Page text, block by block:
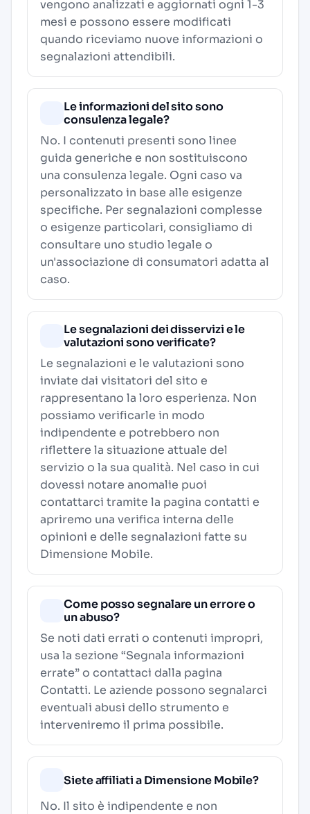
vengono analizzati e aggiornati ogni 1-3
mesi e possono essere modificati
quando riceviamo nuove informazioni o
segnalazioni attendibili.
Le informazioni del sito sono
consulenza legale?
No. I contenuti presenti sono linee
guida generiche e non sostituiscono
una consulenza legale. Ogni caso va
personalizzato in base alle esigenze
specifiche. Per segnalazioni complesse
o esigenze particolari, consigliamo di
consultare uno studio legale o
un'associazione di consumatori adatta al
caso.
Le segnalazioni dei disservizi e le
valutazioni sono verificate?
Le segnalazioni e le valutazioni sono
inviate dai visitatori del sito e
rappresentano la loro esperienza. Non
possiamo verificarle in modo
indipendente e potrebbero non
riflettere la situazione attuale del
servizio o la sua qualità. Nel caso in cui
dovessi notare anomalie puoi
contattarci tramite la pagina contatti e
apriremo una verifica interna delle
opinioni e delle segnalazioni fatte su
Dimensione Mobile.
Come posso segnalare un errore o
un abuso?
Se noti dati errati o contenuti impropri,
usa la sezione “Segnala informazioni
errate” o contattaci dalla pagina
Contatti. Le aziende possono segnalarci
eventuali abusi dello strumento e
interveniremo il prima possibile.
Siete affiliati a Dimensione Mobile?
No. Il sito è indipendente e non